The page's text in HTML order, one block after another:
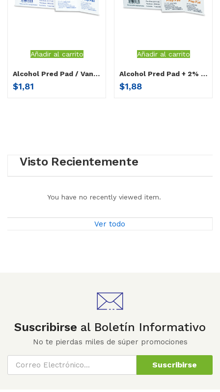
Añadir al carrito
Alcohol Pred Pad / VanSwab®
$1,81
Añadir al carrito
Alcohol Pred Pad + 2% Clorhexidina / VanSwab®
$1,88
Visto Recientemente
You have no recently viewed item.
Ver todo
Suscribirse al Boletín Informativo
No te pierdas miles de súper promociones
Suscribirse